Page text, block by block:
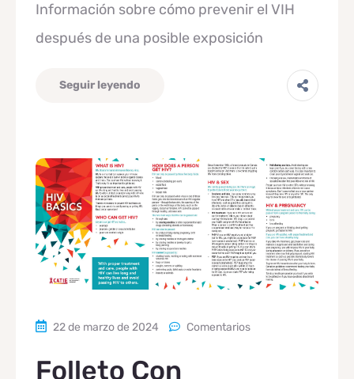
Información sobre cómo prevenir el VIH
después de una posible exposición
Seguir leyendo
22 de marzo de 2024 Comentarios
Folleto Con